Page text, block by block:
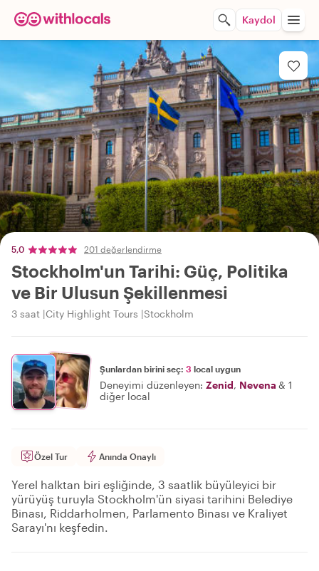
Kaydol
5,0 201 değerlendirme
Stockholm'un Tarihi: Güç, Politika
ve Bir Ulusun Şekillenmesi
3 saat City Highlight Tours Stockholm
Şunlardan birini seç: 3 local uygun
Deneyimi düzenleyen: Zenid, Nevena & 1
diğer local
Özel Tur Anında Onaylı
Yerel halktan biri eşliğinde, 3 saatlik büyüleyici bir
yürüyüş turuyla Stockholm'ün siyasi tarihini Belediye
Binası, Riddarholmen, Parlamento Binası ve Kraliyet
Sarayı'nı keşfedin.